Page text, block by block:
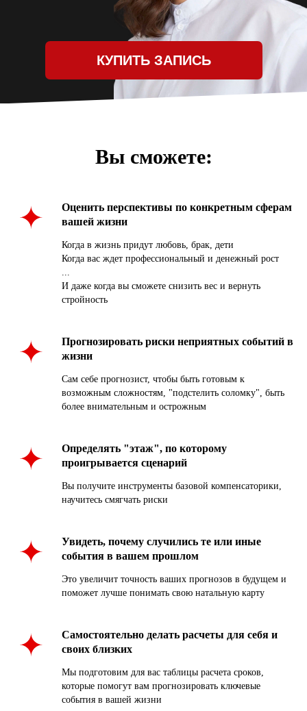
Вы сможете:
Оценить перспективы по конкретным сферам
вашей жизни
Когда в жизнь придут любовь, брак, дети
Когда вас ждет профессиональный и денежный рост
...
И даже когда вы сможете снизить вес и вернуть
стройность
Прогнозировать риски неприятных событий в
жизни
Сам себе прогнозист, чтобы быть готовым к
возможным сложностям, "подстелить соломку", быть
более внимательным и острожным
Определять "этаж", по которому
проигрывается сценарий
Вы получите инструменты базовой компенсаторики,
научитесь смягчать риски
Увидеть, почему случились те или иные
события в вашем прошлом
Это увеличит точность ваших прогнозов в будущем и
поможет лучше понимать свою натальную карту
Самостоятельно делать расчеты для себя и
своих близких
Мы подготовим для вас таблицы расчета сроков,
которые помогут вам прогнозировать ключевые
события в вашей жизни